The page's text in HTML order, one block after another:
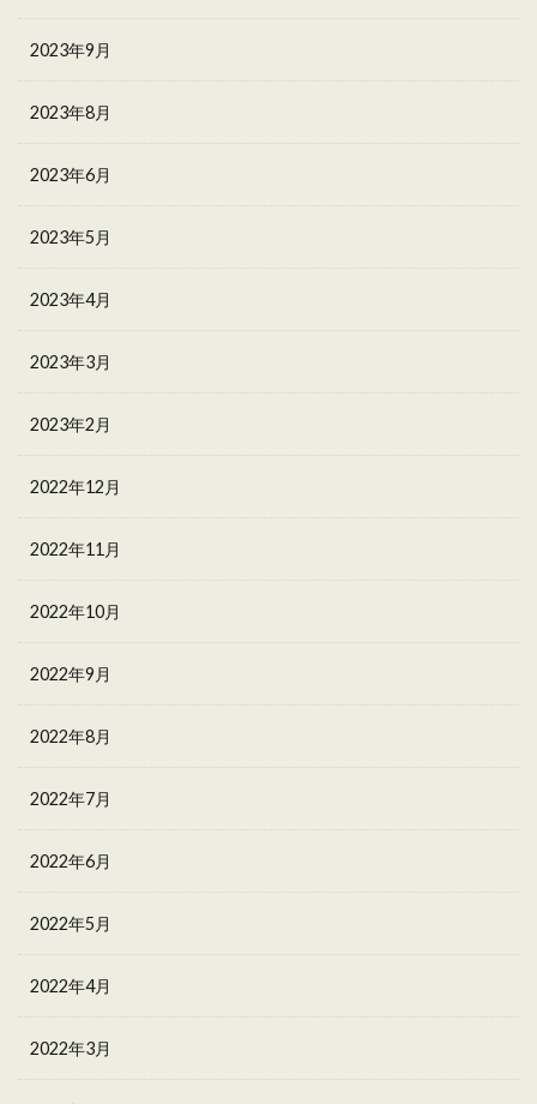
2023年9月
2023年8月
2023年6月
2023年5月
2023年4月
2023年3月
2023年2月
2022年12月
2022年11月
2022年10月
2022年9月
2022年8月
2022年7月
2022年6月
2022年5月
2022年4月
2022年3月